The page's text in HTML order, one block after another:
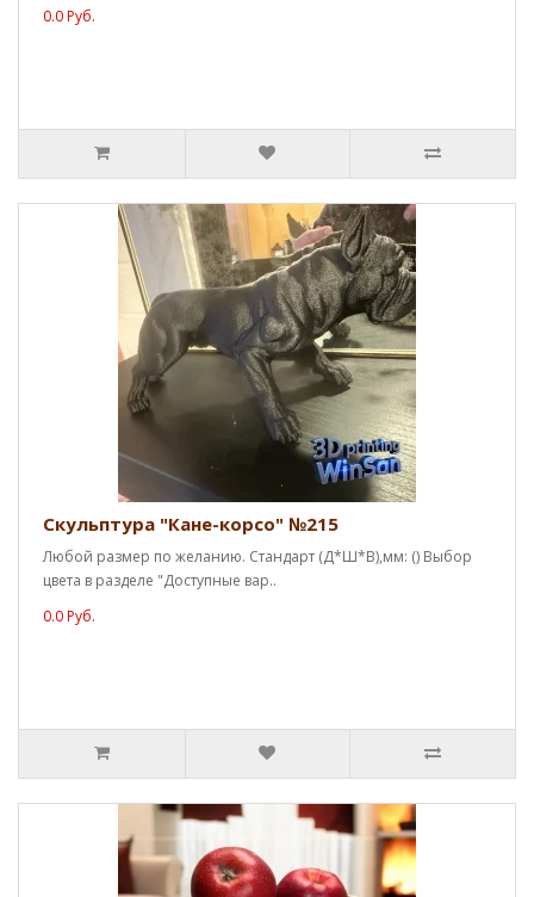
0.0 Руб.
Скульптура "Кане-корсо" №215
Любой размер по желанию. Стандарт (Д*Ш*В),мм: () Выбор
цвета в разделе "Доступные вар..
0.0 Руб.